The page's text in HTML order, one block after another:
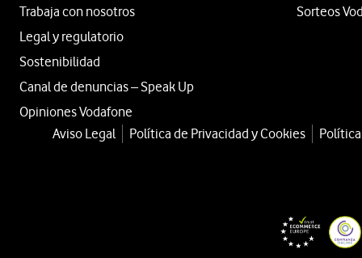
Trabaja con nosotros
Legal y regulatorio
Sostenibilidad
Canal de denuncias – Speak Up
Opiniones Vodafone
Sorteos
Aviso Legal Política de Privacidad y Cookies